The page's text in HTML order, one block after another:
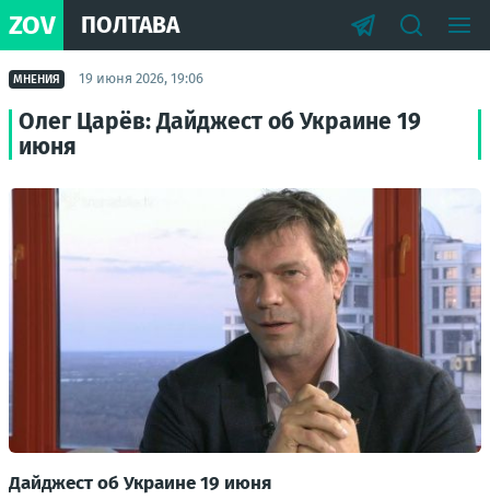
ZOV ПОЛТАВА
МНЕНИЯ 19 июня 2026, 19:06
Олег Царёв: Дайджест об Украине 19
июня
Дайджест об Украине 19 июня